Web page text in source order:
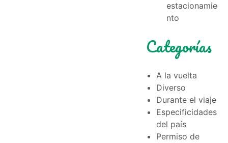
estacionamie
nto
Categorías
A la vuelta
Diverso
Durante el viaje
Especificidades
del país
Permiso de